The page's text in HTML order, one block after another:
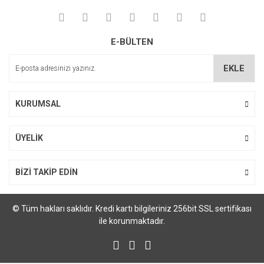
E-BÜLTEN
EKLE
KURUMSAL
ÜYELİK
BİZİ TAKİP EDİN
© Tüm hakları saklıdır. Kredi kartı bilgileriniz 256bit SSL sertifikası
ile korunmaktadır.